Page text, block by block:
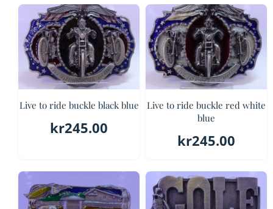
Live to ride buckle black blue
kr245.00
Live to ride buckle red white
blue
kr245.00